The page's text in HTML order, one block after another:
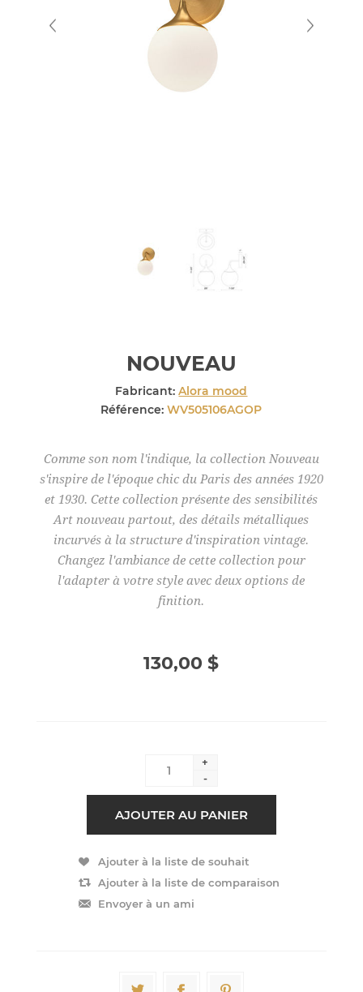
NOUVEAU
Fabricant: Alora mood
Référence: WV505106AGOP
Comme son nom l'indique, la collection Nouveau
s'inspire de l'époque chic du Paris des années 1920
et 1930. Cette collection présente des sensibilités
Art nouveau partout, des détails métalliques
incurvés à la structure d'inspiration vintage.
Changez l'ambiance de cette collection pour
l'adapter à votre style avec deux options de
finition.
130,00 $
+
-